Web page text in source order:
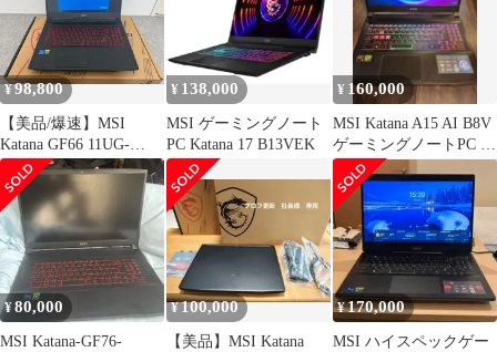
アウトレット品 [中古
(C)]
¥98,800
【美品/爆速】MSI
Katana GF66 11UG-
029JP ゲーミングノー
トPC
¥ 138,000
MSI ゲーミングノート
PC Katana 17 B13VEK
¥ 160,000
MSI Katana A15 AI B8V
ゲーミングノートPC 本
体
¥80,000
MSI Katana-GF76-
¥100,000
【美品】MSI Katana
¥170,000
MSI ハイスペックゲー